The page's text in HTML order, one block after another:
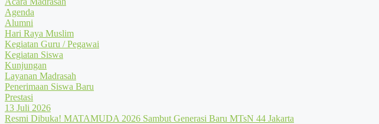
Agenda
Alumni
Hari Raya Muslim
Kegiatan Guru / Pegawai
Kegiatan Siswa
Kunjungan
Layanan Madrasah
Penerimaan Siswa Baru
Prestasi
13 Juli 2026
Resmi Dibuka! MATAMUDA 2026 Sambut Generasi Baru MTsN 44 Jakarta